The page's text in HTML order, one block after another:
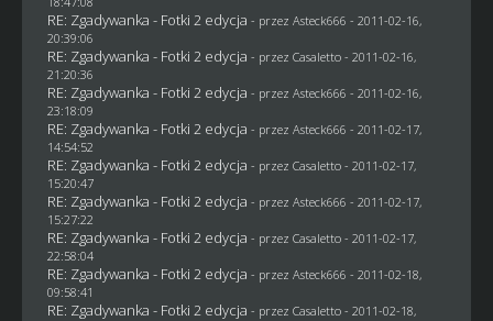
RE: Zgadywanka - Fotki 2 edycja - przez Asteck666 - 2011-02-16,
20:39:06
RE: Zgadywanka - Fotki 2 edycja - przez Casaletto- 2011-02-16,
21:20:36
RE: Zgadywanka - Fotki 2 edycja - przez Asteck666 - 2011-02-16,
23:18:09
RE: Zgadywanka - Fotki 2 edycja - przez Asteck666 - 2011-02-17,
14:54:52
RE: Zgadywanka - Fotki 2 edycja - przez Casaletto- 2011-02-17,
15:20:47
RE: Zgadywanka - Fotki 2 edycja - przez Asteck666 - 2011-02-17,
15:27:22
RE: Zgadywanka - Fotki 2 edycja - przez Casaletto- 2011-02-17,
22:58:04
RE: Zgadywanka - Fotki 2 edycja - przez Asteck666 - 2011-02-18,
09:58:41
RE: Zgadywanka - Fotki 2 edycja - przez Casaletto- 2011-02-18,